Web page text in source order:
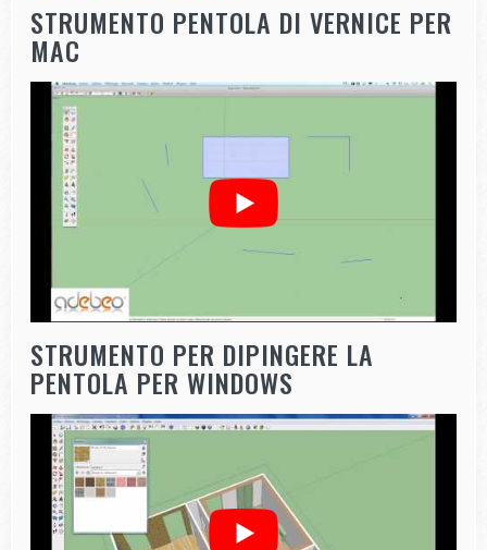
STRUMENTO PENTOLA DI VERNICE PER
MAC
STRUMENTO PER DIPINGERE LA
PENTOLA PER WINDOWS